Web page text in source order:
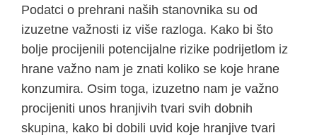
Podatci o prehrani naših stanovnika su od
izuzetne važnosti iz više razloga. Kako bi što
bolje procijenili potencijalne rizike podrijetlom iz
hrane važno nam je znati koliko se koje hrane
konzumira. Osim toga, izuzetno nam je važno
procijeniti unos hranjivih tvari svih dobnih
skupina, kako bi dobili uvid koje hranjive tvari